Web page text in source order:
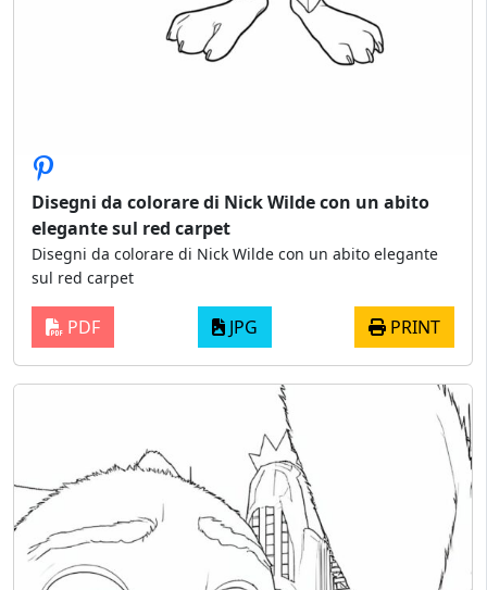
Disegni da colorare di Nick Wilde con un abito
elegante sul red carpet
Disegni da colorare di Nick Wilde con un abito elegante
sul red carpet
PDF JPG PRINT